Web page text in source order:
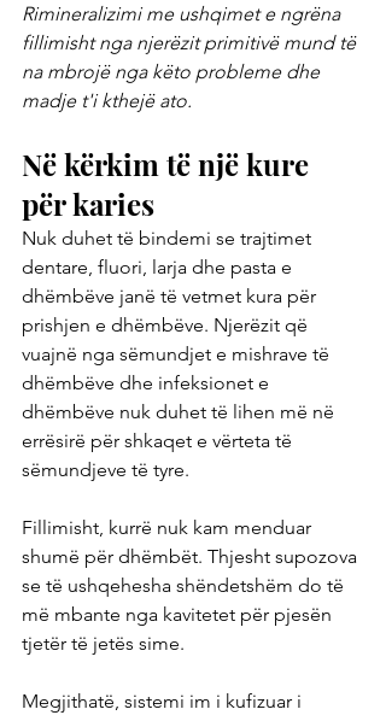
Rimineralizimi me ushqimet e ngrëna
fillimisht nga njerëzit primitivë mund të
na mbrojë nga këto probleme dhe
madje t'i kthejë ato.
Në kërkim të një kure
për karies
Nuk duhet të bindemi se trajtimet
dentare, fluori, larja dhe pasta e
dhëmbëve janë të vetmet kura për
prishjen e dhëmbëve. Njerëzit që
vuajnë nga sëmundjet e mishrave të
dhëmbëve dhe infeksionet e
dhëmbëve nuk duhet të lihen më në
errësirë ​​për shkaqet e vërteta të
sëmundjeve të tyre.
Fillimisht, kurrë nuk kam menduar
shumë për dhëmbët. Thjesht supozova
se të ushqehesha shëndetshëm do të
më mbante nga kavitetet për pjesën
tjetër të jetës sime.
Megjithatë, sistemi im i kufizuar i